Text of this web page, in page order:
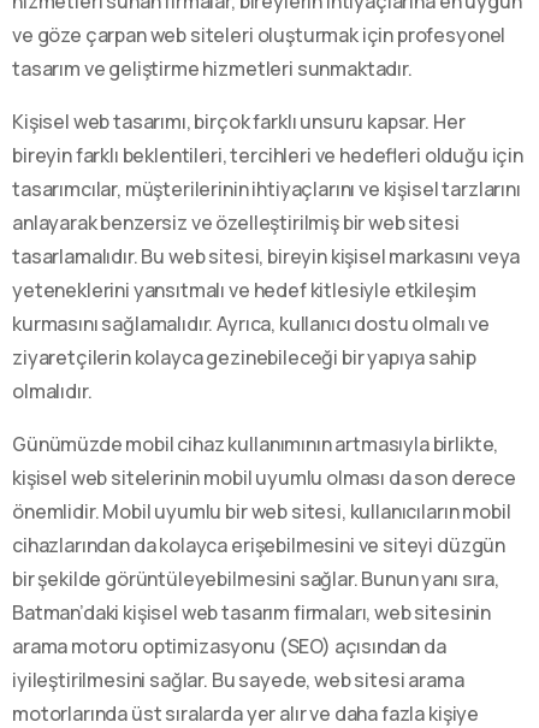
ve göze çarpan web siteleri oluşturmak için profesyonel
tasarım ve geliştirme hizmetleri sunmaktadır.
Kişisel web tasarımı, birçok farklı unsuru kapsar. Her
bireyin farklı beklentileri, tercihleri ve hedefleri olduğu için
tasarımcılar, müşterilerinin ihtiyaçlarını ve kişisel tarzlarını
anlayarak benzersiz ve özelleştirilmiş bir web sitesi
tasarlamalıdır. Bu web sitesi, bireyin kişisel markasını veya
yeteneklerini yansıtmalı ve hedef kitlesiyle etkileşim
kurmasını sağlamalıdır. Ayrıca, kullanıcı dostu olmalı ve
ziyaretçilerin kolayca gezinebileceği bir yapıya sahip
olmalıdır.
Günümüzde mobil cihaz kullanımının artmasıyla birlikte,
kişisel web sitelerinin mobil uyumlu olması da son derece
önemlidir. Mobil uyumlu bir web sitesi, kullanıcıların mobil
cihazlarından da kolayca erişebilmesini ve siteyi düzgün
bir şekilde görüntüleyebilmesini sağlar. Bunun yanı sıra,
Batman’daki kişisel web tasarım firmaları, web sitesinin
arama motoru optimizasyonu (SEO) açısından da
iyileştirilmesini sağlar. Bu sayede, web sitesi arama
motorlarında üst sıralarda yer alır ve daha fazla kişiye